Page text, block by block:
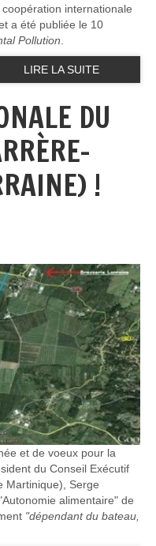
internationale
a été publiée le 10
Pollution
LIRE LA SUITE
DU
!
et de voeux pour la
du Conseil Exécutif
Martinique), Serge
alimentaire" de
"dépendant du bateau,